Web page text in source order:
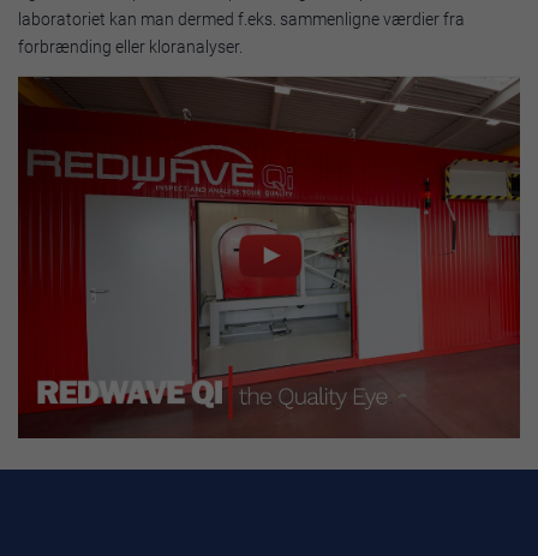
laboratoriet kan man dermed f.eks. sammenligne værdier fra
forbrænding eller kloranalyser.